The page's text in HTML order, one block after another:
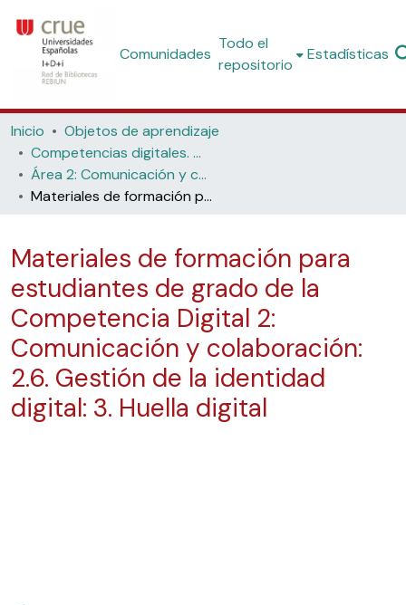
Comunidades
Todo el
repositorio
Estadísticas
Inicio
Objetos de aprendizaje
Competencias digitales. Materiales formativos para estudiantes de grado
Área 2: Comunicación y colaboración
Materiales de formación para estudiantes de grado de la Competencia Digital 2: Comunicación y colaboración: 2.6. Gestión de la identidad digital: 3. Huella digital
Materiales de formación para
estudiantes de grado de la
Competencia Digital 2:
Comunicación y colaboración:
2.6. Gestión de la identidad
digital: 3. Huella digital